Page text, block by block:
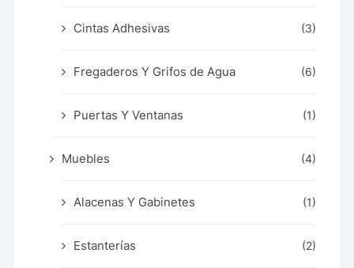
Cintas Adhesivas (3)
Fregaderos Y Grifos de Agua (6)
Puertas Y Ventanas (1)
Muebles (4)
Alacenas Y Gabinetes (1)
Estanterías (2)